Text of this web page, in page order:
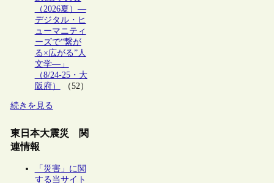
（2026夏）―
デジタル・ヒ
ューマニティ
ーズで“繋が
る×広がる”人
文学―」
（8/24-25・大
阪府）
（52）
続きを見る
東日本大震災 関
連情報
「災害」に関
する当サイト